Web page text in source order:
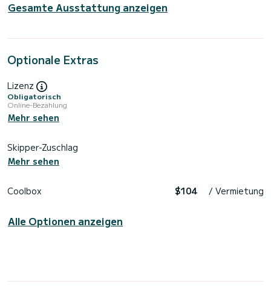
Gesamte Ausstattung anzeigen
Optionale Extras
Lizenz
Obligatorisch
Online-Bezahlung
Mehr sehen
Skipper-Zuschlag
Mehr sehen
Coolbox $104 / Vermietung
Alle Optionen anzeigen